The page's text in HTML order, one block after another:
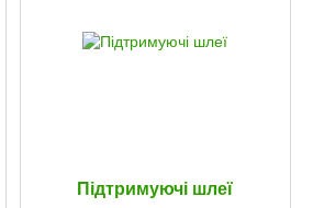
Підтримуючі шлеї